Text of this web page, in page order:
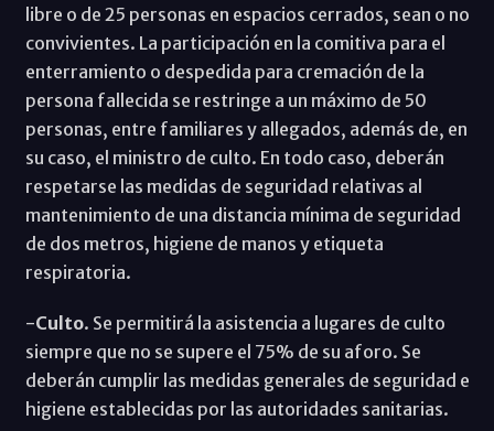
libre o de 25 personas en espacios cerrados, sean o no
convivientes. La participación en la comitiva para el
enterramiento o despedida para cremación de la
persona fallecida se restringe a un máximo de 50
personas, entre familiares y allegados, además de, en
su caso, el ministro de culto. En todo caso, deberán
respetarse las medidas de seguridad relativas al
mantenimiento de una distancia mínima de seguridad
de dos metros, higiene de manos y etiqueta
respiratoria.
-Culto. Se permitirá la asistencia a lugares de culto
siempre que no se supere el 75% de su aforo. Se
deberán cumplir las medidas generales de seguridad e
higiene establecidas por las autoridades sanitarias.